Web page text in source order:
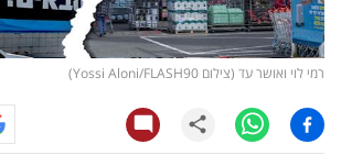
קריפטו
ויראלי
טלוויזיה
רמי לוי ואושר עד (צילום Yossi Aloni/FLASH90)